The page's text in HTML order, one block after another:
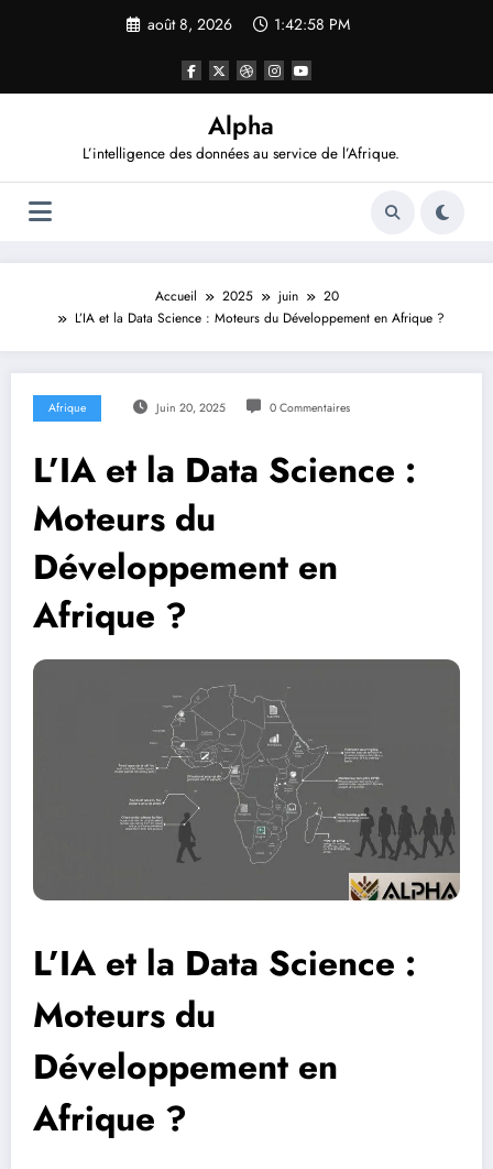
août 8, 2026 1:42:59 PM
Alpha
L’intelligence des données au service de l’Afrique.
Accueil 2025 juin
20
L’IA et la Data Science : Moteurs du Développement en Afrique ?
Afrique Juin 20, 2025 0 Commentaires
L’IA et la Data Science :
Moteurs du
Développement en
Afrique ?
L’IA et la Data Science :
Moteurs du
Développement en
Afrique ?